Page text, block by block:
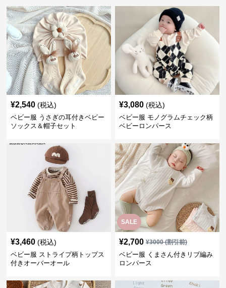
¥2,540 (税込)
ベビー服 うさぎの耳付きベビー
ソックス＆帽子セット
¥3,080 (税込)
ベビー服 モノグラムチェック柄
ベビーロンパース
¥3,460 (税込)
ベビー服 ストライプ柄トップス
付きオーバーオール
SALE
¥2,700 ¥3000(割引前)
ベビー服 くまさん付きリブ編み
ロンパース